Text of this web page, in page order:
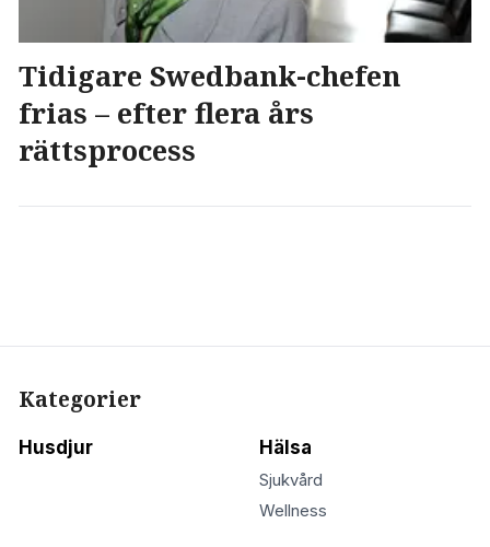
Tidigare Swedbank-chefen
frias – efter flera års
rättsprocess
Kategorier
Husdjur Hälsa
Sjukvård
Wellness